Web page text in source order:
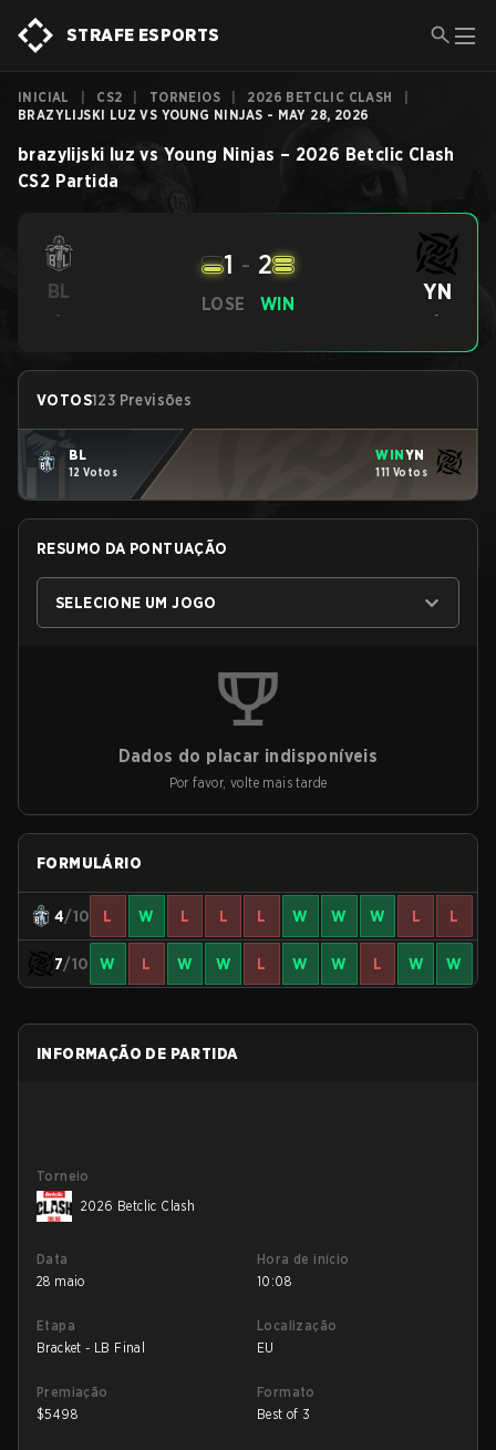
STRAFE ESPORTS
INICIAL CS2 TORNEIOS 2026 BETCLIC CLASH
BRAZYLIJSKI LUZ VS YOUNG NINJAS - MAY 28, 2026
brazylijski luz vs Young Ninjas – 2026 Betclic Clash
CS2 Partida
BL
-
LOSE
1 - 2
WIN YN
-
VOTOS123 Previsões
BL
12 Votos
WINYN
111 Votos
RESUMO DA PONTUAÇÃO
SELECIONE UM JOGO
Dados do placar indisponíveis
Por favor, volte mais tarde
FORMULÁRIO
4/10 L W L L L W W W L L
7/10 W L W W L W W L W W
INFORMAÇÃO DE PARTIDA
Torneio
2026 Betclic Clash
Data
28 maio
Hora de início
10:08
Etapa
Bracket - LB Final
Localização
EU
Premiação
$5498
Formato
Best of 3